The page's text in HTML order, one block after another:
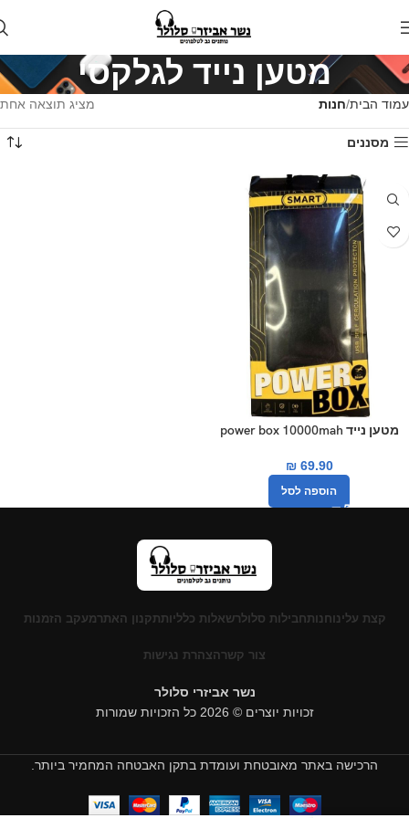
מטען נייד לגלקסי
עמוד הבית חנות מציג תוצאה אחת
מסננים
מטען נייד power box 10000mah
₪69.90
הוספה לסל
קצת עלינוחנותחבילות סלולרשאלות כלליותתקנון האתרמעקב הזמנות
צור קשרהצהרת נגישות
נשר אביזרי סלולר
זכויות יוצרים © 2026 כל הזכויות שמורות
הרכישה באתר מאובטחת ועומדת בתקן האבטחה המחמיר ביותר.